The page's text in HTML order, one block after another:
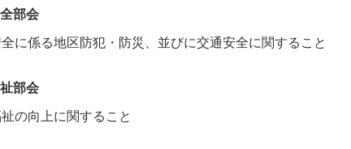
部会
に係る地区防犯・防災、並びに交通安全に関すること
部会
の向上に関すること